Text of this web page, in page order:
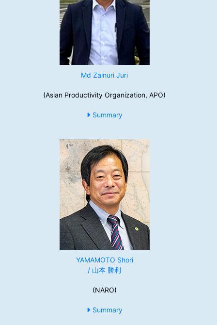
Md Zainuri Juri
(Asian Productivity Organization, APO)
Summary
YAMAMOTO Shori
/ 山本 勝利
(NARO)
Summary